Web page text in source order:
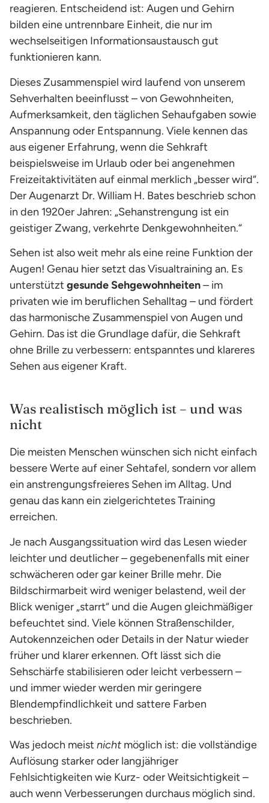
reagieren. Entscheidend ist: Augen und Gehirn
bilden eine untrennbare Einheit, die nur im
wechselseitigen Informationsaustausch gut
funktionieren kann.
Dieses Zusammenspiel wird laufend von unserem
Sehverhalten beeinflusst – von Gewohnheiten,
Aufmerksamkeit, den täglichen Sehaufgaben sowie
Anspannung oder Entspannung. Viele kennen das
aus eigener Erfahrung, wenn die Sehkraft
beispielsweise im Urlaub oder bei angenehmen
Freizeitaktivitäten auf einmal merklich „besser wird“.
Der Augenarzt Dr. William H. Bates beschrieb schon
in den 1920er Jahren: „Sehanstrengung ist ein
geistiger Zwang, verkehrte Denkgewohnheiten.“
Sehen ist also weit mehr als eine reine Funktion der
Augen! Genau hier setzt das Visualtraining an. Es
unterstützt gesunde Sehgewohnheiten– im
privaten wie im beruflichen Sehalltag – und fördert
das harmonische Zusammenspiel von Augen und
Gehirn. Das ist die Grundlage dafür, die Sehkraft
ohne Brille zu verbessern: entspanntes und klareres
Sehen aus eigener Kraft.
Was realistisch möglich ist – und was
nicht
Die meisten Menschen wünschen sich nicht einfach
bessere Werte auf einer Sehtafel, sondern vor allem
ein anstrengungsfreieres Sehen im Alltag. Und
genau das kann ein zielgerichtetes Training
erreichen.
Je nach Ausgangssituation wird das Lesen wieder
leichter und deutlicher – gegebenenfalls mit einer
schwächeren oder gar keiner Brille mehr. Die
Bildschirmarbeit wird weniger belastend, weil der
Blick weniger „starrt“ und die Augen gleichmäßiger
befeuchtet sind. Viele können Straßenschilder,
Autokennzeichen oder Details in der Natur wieder
früher und klarer erkennen. Oft lässt sich die
Sehschärfe stabilisieren oder leicht verbessern –
und immer wieder werden mir geringere
Blendempfindlichkeit und sattere Farben
beschrieben.
Was jedoch meist nicht möglich ist: die vollständige
Auflösung starker oder langjähriger
Fehlsichtigkeiten wie Kurz- oder Weitsichtigkeit –
auch wenn Verbesserungen durchaus möglich sind.